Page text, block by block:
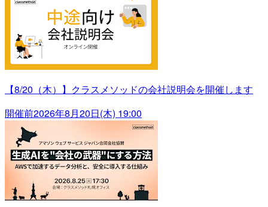
【8/20（木）】クラスメソッドの会社説明会を開催します
開催前2026年8月20日(木) 19:00